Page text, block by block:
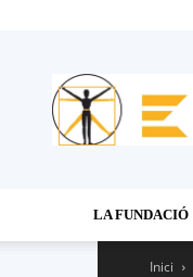
LA FUNDACIÓ
Inici